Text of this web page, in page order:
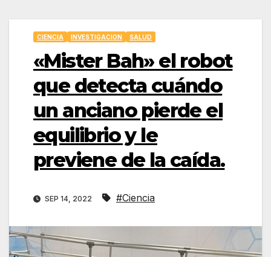
CIENCIA INVESTIGACION SALUD
«Mister Bah» el robot
que detecta cuándo
un anciano pierde el
equilibrio y le
previene de la caída.
SEP 14, 2022 #Ciencia